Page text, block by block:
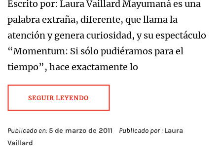
Escrito por: Laura Vaillard Mayumaná es una
palabra extraña, diferente, que llama la
atención y genera curiosidad, y su espectáculo
“Momentum: Si sólo pudiéramos para el
tiempo”, hace exactamente lo
SEGUIR LEYENDO
Publicado en: 5 de marzo de 2011 Publicado por : Laura
Vaillard